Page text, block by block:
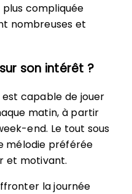
compliquée
nombreuses et
son intérêt ?
capable de jouer
matin, à partir
end. Le tout sous
mélodie préférée
et motivant.
la journée